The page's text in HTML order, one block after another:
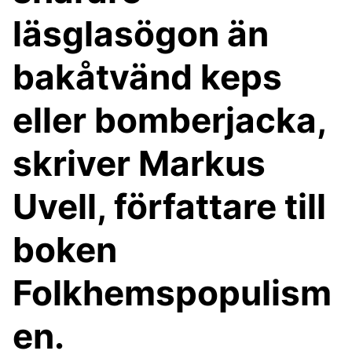
läsglasögon än
bakåtvänd keps
eller bomberjacka,
skriver Markus
Uvell, författare till
boken
Folkhemspopulism
en.